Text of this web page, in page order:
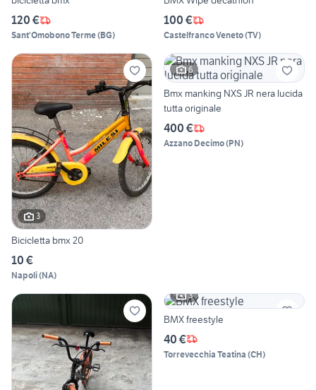
120 €
Sant'Omobono Terme(BG)
100 €
Castelfranco Veneto(TV)
3
Bicicletta bmx 20
10 €
Napoli(NA)
6
Bmx manking NXS JR nera lucida
tutta originale
400 €
Azzano Decimo(PN)
3
BMX freestyle
40 €
Torrevecchia Teatina (CH)